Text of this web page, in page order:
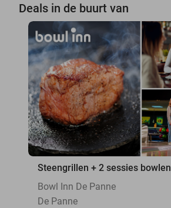
Deals in de buurt van
Steengrillen + 2 sessies bowlen
Bowl Inn De Panne
De Panne